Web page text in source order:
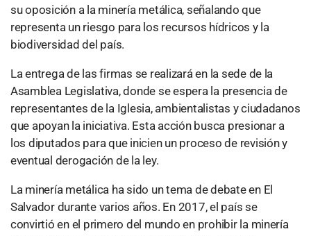
su oposición a la minería metálica, señalando que
representa un riesgo para los recursos hídricos y la
biodiversidad del país.
La entrega de las firmas se realizará en la sede de la
Asamblea Legislativa, donde se espera la presencia de
representantes de la Iglesia, ambientalistas y ciudadanos
que apoyan la iniciativa. Esta acción busca presionar a
los diputados para que inicien un proceso de revisión y
eventual derogación de la ley.
La minería metálica ha sido un tema de debate en El
Salvador durante varios años. En 2017, el país se
convirtió en el primero del mundo en prohibir la minería